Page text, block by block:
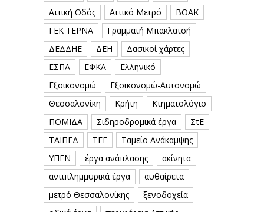
Αττική Οδός Αττικό Μετρό
ΒΟΑΚ
ΓΕΚ ΤΕΡΝΑ
Γραμματή Μπακλατσή
ΔΕΔΔΗΕ
ΔΕΗ
Δασικοί χάρτες
ΕΣΠΑ
ΕΦΚΑ
Ελληνικό
Εξοικονομώ
Εξοικονομώ-Αυτονομώ
Θεσσαλονίκη
Κρήτη
Κτηματολόγιο
ΠΟΜΙΔΑ
Σιδηροδρομικά έργα
ΣτΕ
ΤΑΙΠΕΔ
ΤΕΕ
Ταμείο Ανάκαμψης
ΥΠΕΝ
έργα ανάπλασης
ακίνητα
αντιπλημμυρικά έργα
αυθαίρετα
μετρό Θεσσαλονίκης
ξενοδοχεία